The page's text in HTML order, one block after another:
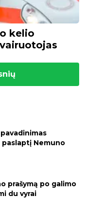
kelio
Nemuno
prašymą po galimo
du vyrai